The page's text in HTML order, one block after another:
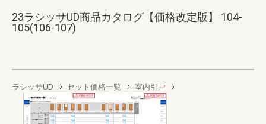
23ラシッサUD商品カタログ【価格改定版】 104-
105(106-107)
ラシッサUD セット価格一覧 室内引戸